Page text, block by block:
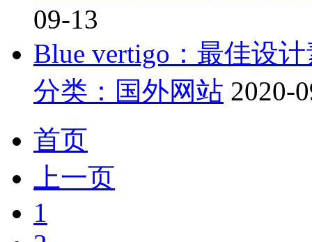
09-13
Blue vertigo：最佳设
分类：国外网站 2020-
首页
上一页
1